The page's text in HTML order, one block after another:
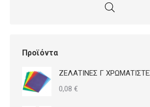
Προϊόντα
ΖΕΛΑΤΙΝΕΣ Γ
0,08 €